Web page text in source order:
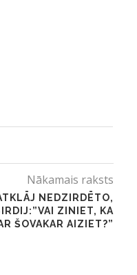
Nākamais raksts
NEDZIRDĒTO,
ZINIET, KA
ŠOVAKAR AIZIET?”